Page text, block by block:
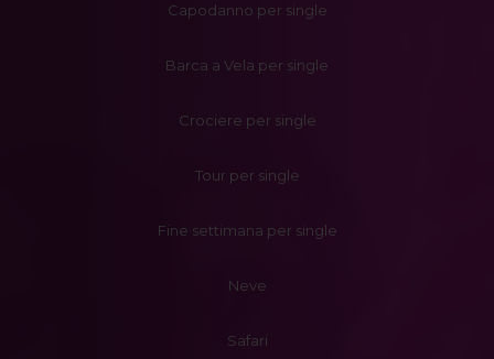
Capodanno per single
Barca a Vela per single
Crociere per single
Tour per single
Fine settimana per single
Neve
Safari